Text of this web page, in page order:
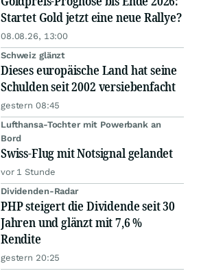
Startet Gold jetzt eine neue Rallye?
08.08.26, 13:00
Schweiz glänzt
Dieses europäische Land hat seine
Schulden seit 2002 versiebenfacht
gestern 08:45
Lufthansa-Tochter mit Powerbank an
Bord
Swiss-Flug mit Notsignal gelandet
vor 1 Stunde
Dividenden-Radar
PHP steigert die Dividende seit 30
Jahren und glänzt mit 7,6 %
Rendite
gestern 20:25